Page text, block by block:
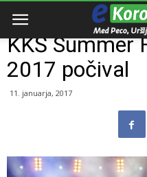
Domov
KKŠ Summer
2017 počival
11. januarja, 2017